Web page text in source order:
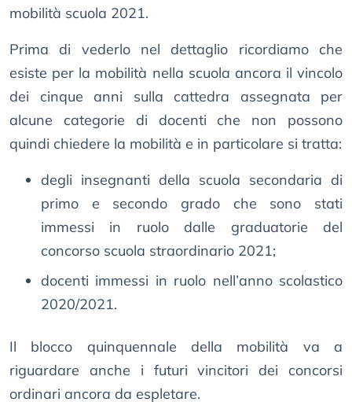
mobilità scuola 2021.
Prima di vederlo nel dettaglio ricordiamo che
esiste per la mobilità nella scuola ancora il vincolo
dei cinque anni sulla cattedra assegnata per
alcune categorie di docenti che non possono
quindi chiedere la mobilità e in particolare si tratta:
degli insegnanti della scuola secondaria di
primo e secondo grado che sono stati
immessi in ruolo dalle graduatorie del
concorso scuola straordinario 2021;
docenti immessi in ruolo nell’anno scolastico
2020/2021.
Il blocco quinquennale della mobilità va a
riguardare anche i futuri vincitori dei concorsi
ordinari ancora da espletare.